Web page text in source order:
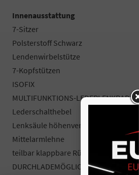
Innenausstattung
7-Sitzer
Polsterstoff Schwarz
Lendenwirbelstütze
7-Kopfstützen
ISOFIX
MULTIFUNKTIONS-LEDERLENKRAD
Lederschalthebel
Lenksäule höhenverstellbar
Mittelarmlehne
teilbar klappbare Rücksitzbank
DURCHLADEMÖGLICHKEIT